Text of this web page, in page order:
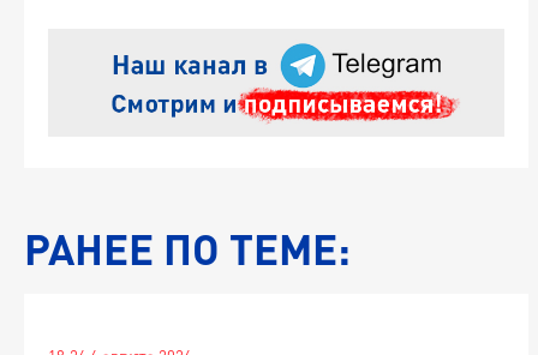
РАНЕЕ ПО ТЕМЕ: